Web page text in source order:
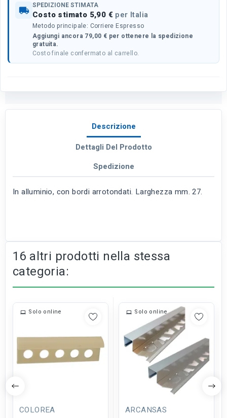
local_shipping SPEDIZIONE STIMATA
Costo stimato 5,90 € per Italia
Metodo principale: Corriere Espresso
Aggiungi ancora 79,00 € per ottenere la spedizione
gratuita.
Costo finale confermato al carrello.
Descrizione
Dettagli Del Prodotto
Spedizione
In alluminio, con bordi arrotondati. Larghezza mm. 27.
16 altri prodotti nella stessa
categoria:
Solo online
COLOREA
Solo online
ARCANSAS